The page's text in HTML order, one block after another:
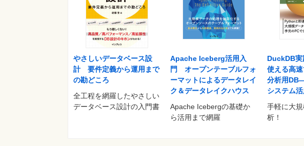
やさしいデータベース設
計 要件定義から運用まで
の勘どころ
全工程を網羅したやさしい
データベース設計の入門書
Apache Iceberg活用入
門 オープンテーブルフォ
ーマットによるデータレイ
ク＆データレイクハウス
Apache Icebergの基礎か
ら活用まで網羅
DuckDB
使える高
分析用
システム
手軽に大
析！